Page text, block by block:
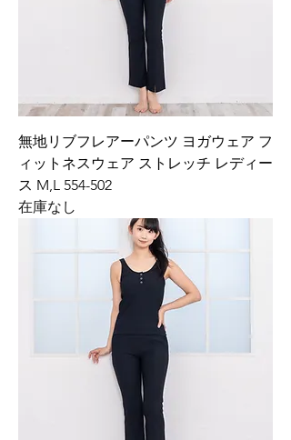
無地リブフレアーパンツ ヨガウェア フ
ィットネスウェア ストレッチ レディー
ス M,L 554-502
在庫なし